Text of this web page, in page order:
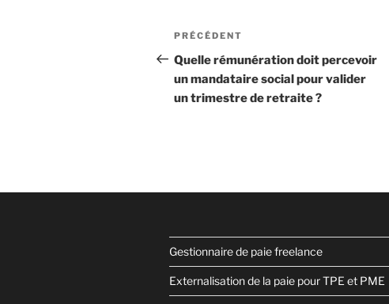
Navigation
de
l’article
Article
précédent
PRÉCÉDENT
Quelle rémunération doit percevoir
un mandataire social pour valider
un trimestre de retraite ?
Gestionnaire de paie freelance
Externalisation de la paie pour TPE et PME